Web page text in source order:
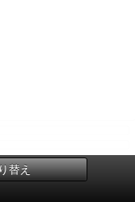
替え